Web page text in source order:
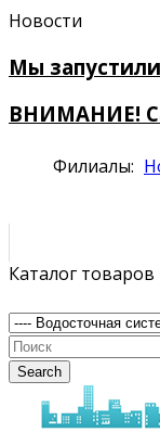
Новости
Мы
ВНИМАНИЕ!
Филиалы:
Каталог товаров
Search